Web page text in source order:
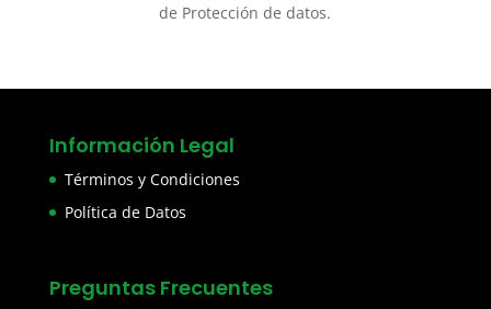
de Protección de datos.
Información Legal
Términos y Condiciones
Política de Datos
Preguntas Frecuentes